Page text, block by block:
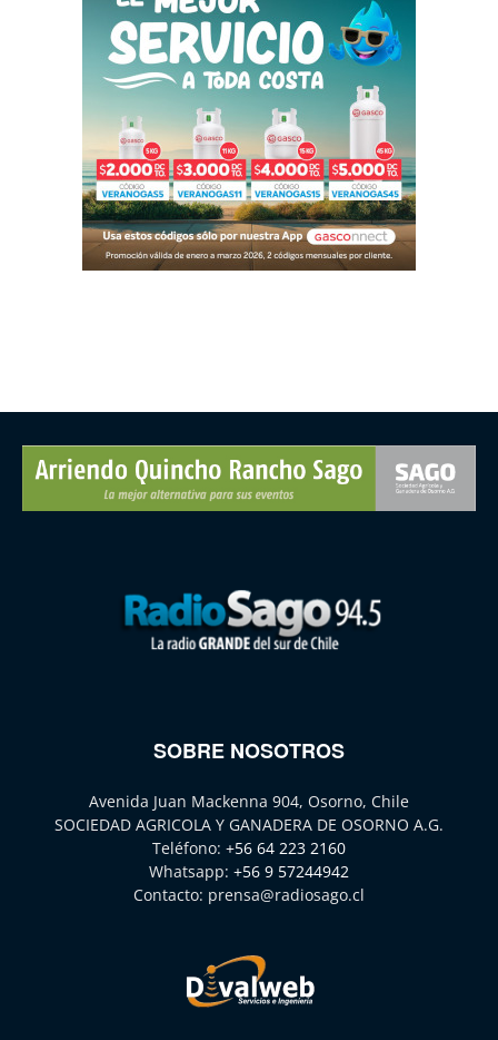
SOBRE NOSOTROS
Avenida Juan Mackenna 904, Osorno, Chile
SOCIEDAD AGRICOLA Y GANADERA DE OSORNO A.G.
Teléfono: +56 64 223 2160
Whatsapp: +56 9 57244942
Contacto: prensa@radiosago.cl